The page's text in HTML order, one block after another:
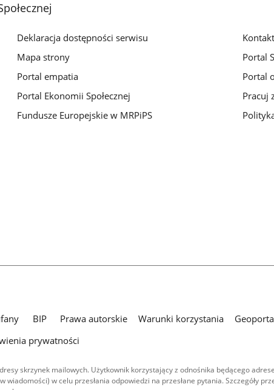
Deklaracja dostępności serwisu
Mapa strony
Portal empatia
Portal Ekonomii Społecznej
Fundusze Europejskie w MRPiPS
Portal
Portal
Pracuj
BIP Prawa autorskie Warunki korzystania
prywatności
skrzynek mailowych. Użytkownik korzystający z odnośnika będącego
w celu przesłania odpowiedzi na przesłane pytania. Szczegóły